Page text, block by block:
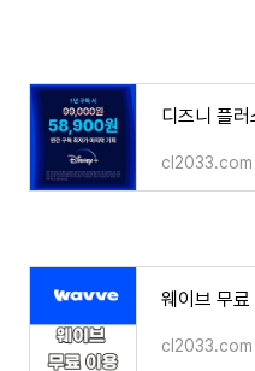
cl2033.com
cl2033.com